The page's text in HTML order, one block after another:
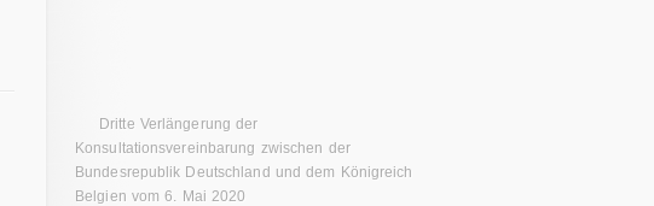
Dritte Verlängerung der
Konsultationsvereinbarung zwischen der
Bundesrepublik Deutschland und dem Königreich
Belgien vom 6. Mai 2020